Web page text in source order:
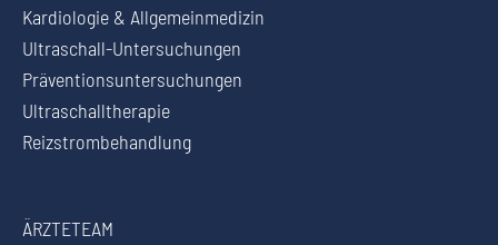
Kardiologie & Allgemeinmedizin
Ultraschall-Untersuchungen
Präventionsuntersuchungen
Ultraschalltherapie
Reizstrombehandlung
ÄRZTETEAM